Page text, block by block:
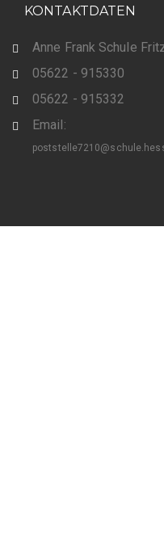
KONTAKTDATEN
Anne Frank Schule
05622 - 915330
05622 - 915332
Email: